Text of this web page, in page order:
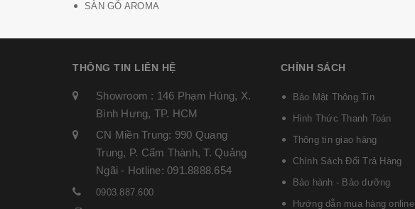
SÀN GỖ AROMA
THÔNG TIN LIÊN HỆ
Showroom : 146 Phạm Hùng, X.
Bình Hưng, TP. HCM
CN Miền Trung: 990 Quang
Trung, P. Cẩm Thành, T. Quảng
Ngãi - Hotline: 091.8888.654
0903.887.600
CHÍNH SÁCH
Bảo Mật Thông Tin
Hình Thức Thanh Toán
Thông tin giao hàng
Chính Sách Đổi Trả Hàng
Bảo hành - Bảo dưỡng
Hướng dẫn mua hàng online